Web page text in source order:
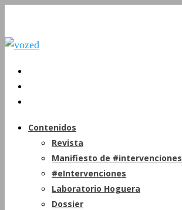
Contenidos
Revista
Manifiesto de #intervenciones
#eIntervenciones
Laboratorio Hoguera
Dossier